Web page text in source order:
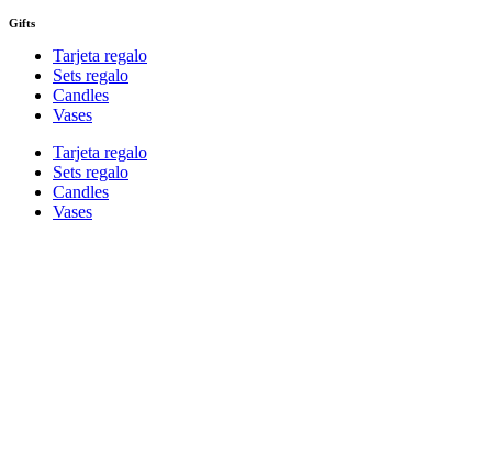
Gifts
Tarjeta regalo
Sets regalo
Candles
Vases
Tarjeta regalo
Sets regalo
Candles
Vases